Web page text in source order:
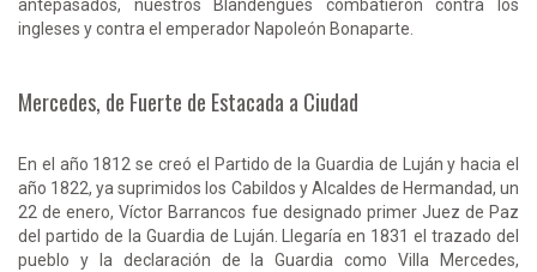
antepasados, nuestros Blandengues combatieron contra los
ingleses y contra el emperador Napoleón Bonaparte.
Mercedes, de Fuerte de Estacada a Ciudad
En el año 1812 se creó el Partido de la Guardia de Luján y hacia el
año 1822, ya suprimidos los Cabildos y Alcaldes de Hermandad, un
22 de enero, Víctor Barrancos fue designado primer Juez de Paz
del partido de la Guardia de Luján. Llegaría en 1831 el trazado del
pueblo y la declaración de la Guardia como Villa Mercedes,